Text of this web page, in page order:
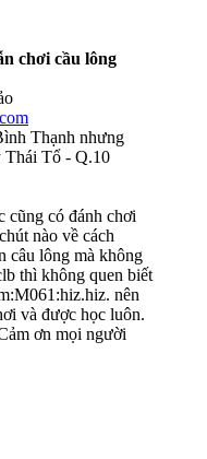
chơi cầu lông
Thạnh nhưng
Thái Tổ - Q.10
cũng có đánh chơi
nào về cách
câu lông mà không
thì không quen biết
nên
và được học luôn.
ơn mọi người